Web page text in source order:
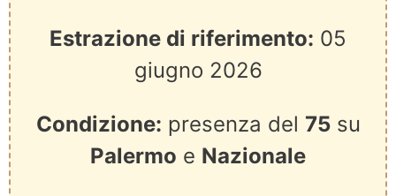
Estrazione di riferimento: 05
giugno 2026
Condizione: presenza del 75su
Palermo e Nazionale